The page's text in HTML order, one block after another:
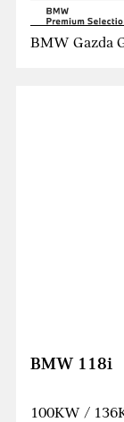
BMW Gazda
BMW 118i
100KW /